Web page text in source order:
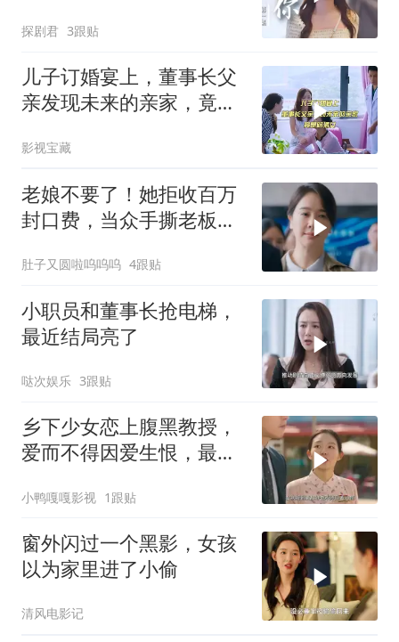
探剧君 3跟贴
儿子订婚宴上，董事长父
亲发现未来的亲家，竟是
影视宝藏
老娘不要了！她拒收百万
封口费，当众手撕老板踢
肚子又圆啦呜呜呜 4跟贴
小职员和董事长抢电梯，
最近结局亮了
哒次娱乐 3跟贴
乡下少女恋上腹黑教授，
爱而不得因爱生恨，最终
小鸭嘎嘎影视 1跟贴
窗外闪过一个黑影，女孩
以为家里进了小偷
清风电影记